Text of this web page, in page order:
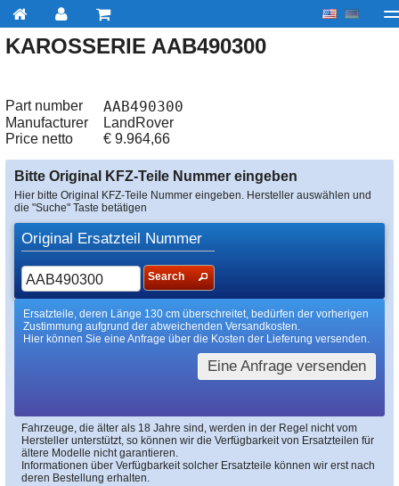
My account zur Kasse Über uns
KAROSSERIE AAB490300
Part number AAB490300
Manufacturer
LandRover
Price netto
€ 9.964,66
Bitte Original KFZ-Teile Nummer eingeben
Hier bitte Original KFZ-Teile Nummer eingeben. Hersteller auswählen und
die "Suche" Taste betätigen
Original Ersatzteil Nummer
Search
Ersatzteile, deren Länge 130 cm überschreitet, bedürfen der vorherigen
Zustimmung aufgrund der abweichenden Versandkosten.
Hier können Sie eine Anfrage über die Kosten der Lieferung versenden.
Eine Anfrage versenden
Fahrzeuge, die älter als 18 Jahre sind, werden in der Regel nicht vom
Hersteller unterstützt, so können wir die Verfügbarkeit von Ersatzteilen für
ältere Modelle nicht garantieren.
Informationen über Verfügbarkeit solcher Ersatzteile können wir erst nach
deren Bestellung erhalten.